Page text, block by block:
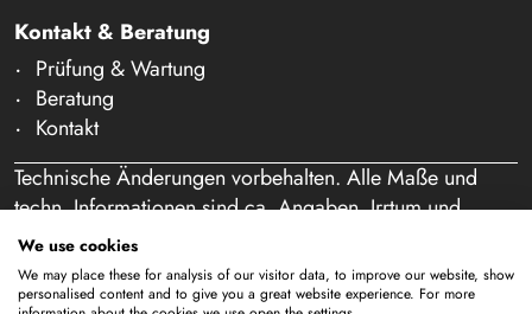
Kontakt & Beratung
Prüfung & Wartung
Beratung
Kontakt
Technische Änderungen vorbehalten. Alle Maße und
techn. Informationen sind ca. Angaben. Irrtum und
Schreibfehler vorbehalten. Unser Angebot richtet sich
ausschließlich an Gewerbetreibende im Sinne des § 14
BGB. Ein Verkauf an Privatpersonen findet nicht statt.
We use cookies
We may place these for analysis of our visitor data, to improve our website, show
personalised content and to give you a great website experience. For more